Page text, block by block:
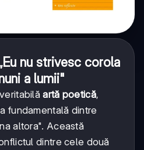
nu strivesc corola
a lumii"
artă poetică,
fundamentală dintre
altora". Această
dintre cele două